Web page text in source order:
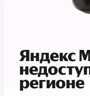
Яндекс
регионе